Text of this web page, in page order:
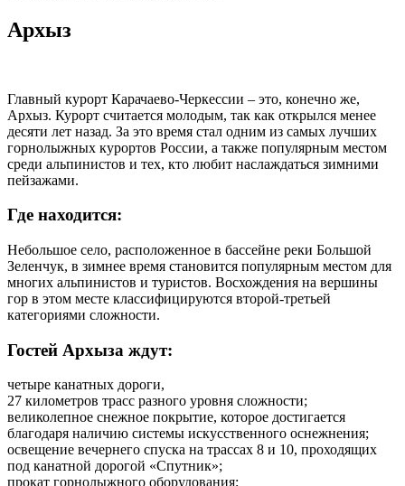
Архыз
Главный курорт Карачаево-Черкессии – это, конечно же,
Архыз. Курорт считается молодым, так как открылся менее
десяти лет назад. За это время стал одним из самых лучших
горнолыжных курортов России, а также популярным местом
среди альпинистов и тех, кто любит наслаждаться зимними
пейзажами.
Где находится:
Небольшое село, расположенное в бассейне реки Большой
Зеленчук, в зимнее время становится популярным местом для
многих альпинистов и туристов. Восхождения на вершины
гор в этом месте классифицируются второй-третьей
категориями сложности.
Гостей Архыза ждут:
четыре канатных дороги,
27 километров трасс разного уровня сложности;
великолепное снежное покрытие, которое достигается
благодаря наличию системы искусственного оснежнения;
освещение вечернего спуска на трассах 8 и 10, проходящих
под канатной дорогой «Спутник»;
прокат горнолыжного оборудования;